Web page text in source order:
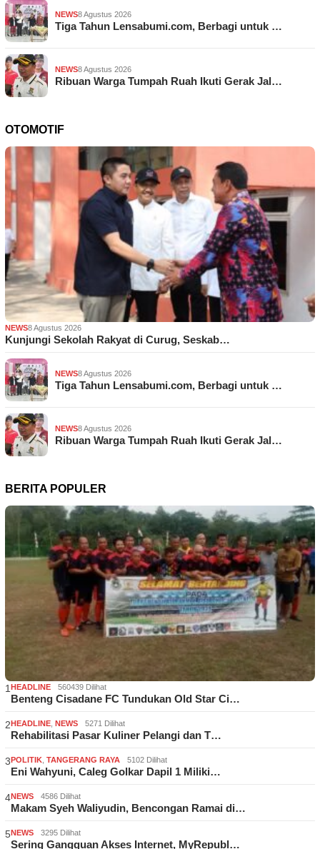
NEWS8 Agustus 2026
Tiga Tahun Lensabumi.com, Berbagi untuk …
NEWS8 Agustus 2026
Ribuan Warga Tumpah Ruah Ikuti Gerak Jal…
OTOMOTIF
NEWS8 Agustus 2026
Kunjungi Sekolah Rakyat di Curug, Seskab…
NEWS8 Agustus 2026
Tiga Tahun Lensabumi.com, Berbagi untuk …
NEWS8 Agustus 2026
Ribuan Warga Tumpah Ruah Ikuti Gerak Jal…
BERITA POPULER
1 HEADLINE 560439 Dilihat
Benteng Cisadane FC Tundukan Old Star Ci…
2 HEADLINE NEWS 5271 Dilihat
Rehabilitasi Pasar Kuliner Pelangi dan T…
3 POLITIK TANGERANG RAYA 5102 Dilihat
Eni Wahyuni, Caleg Golkar Dapil 1 Miliki…
4NEWS 4586 Dilihat
Makam Syeh Waliyudin, Bencongan Ramai di…
5NEWS 3295 Dilihat
Sering Gangguan Akses Internet, MyRepubl…